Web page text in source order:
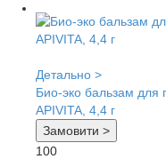
Детально >
Био-эко бальзам для
APIVITA, 4,4 г
Замовити >
100